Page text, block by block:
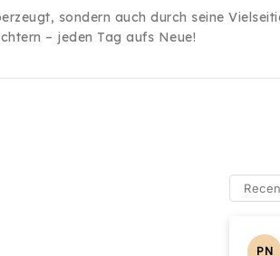
sondern auch durch seine
– jeden Tag aufs Neue!
PN